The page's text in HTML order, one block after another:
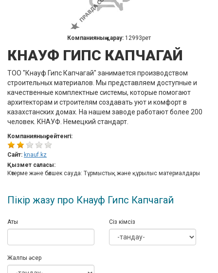
Компанияның қарау: 12993рет
КНАУФ ГИПС КАПЧАГАЙ
ТОО "Кнауф Гипс Капчагай" занимается производством
строительных материалов. Мы представляем доступные и
качественные комплектные системы, которые помогают
архитекторам и строителям создавать уют и комфорт в
казахстанских домах. На нашем заводе работают более 200
человек. КНАУФ. Немецкий стандарт.
Компанияның рейтенгі:
Сайт: knauf.kz
Қызмет саласы:
Көтерме және бөлшек сауда: Тұрмыстық және құрылыс материалдары
Пікір жазу про Кнауф Гипс Капчагай
Аты Сіз кімсіз
Жалпы әсер